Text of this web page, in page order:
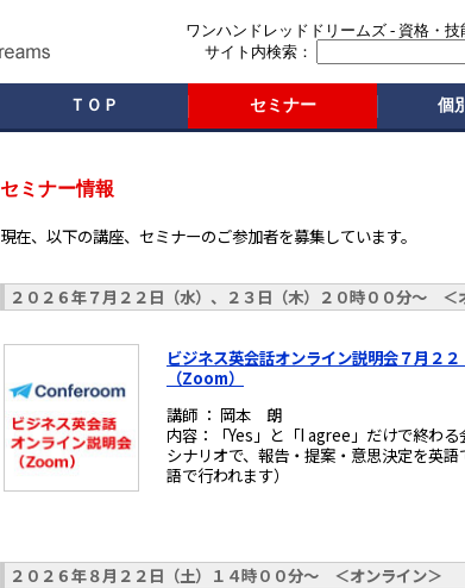
ワンハンドレッドドリームズ - 資格・技
サイト内検索：
ＴＯＰ セミナー 個
セミナー情報
現在、以下の講座、セミナーのご参加者を募集しています。
２０２６年７月２２日（水）、２３日（木）２０時００分～
ビジネス英会話オンライン説明会７月２
（Zoom）
講師 ： 岡本 朗
内容：「Yes」と「I agree」だけで終わ
シナリオで、報告・提案・意思決定を英
語で行われます）
２０２６年８月２２日（土）１４時００分～ ＜オンライン＞